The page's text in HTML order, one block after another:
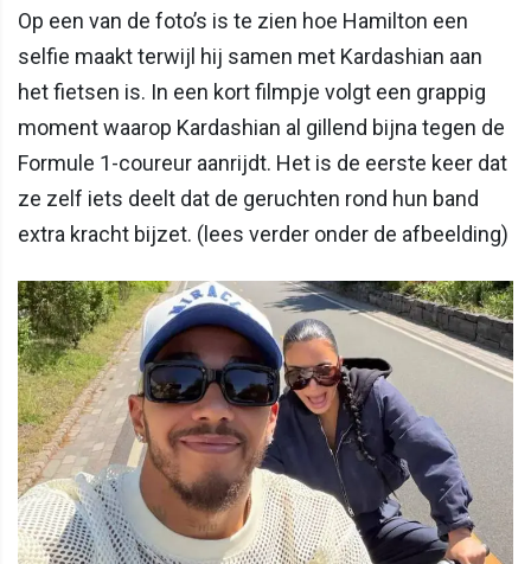
Op een van de foto’s is te zien hoe Hamilton een
selfie maakt terwijl hij samen met Kardashian aan
het fietsen is. In een kort filmpje volgt een grappig
moment waarop Kardashian al gillend bijna tegen de
Formule 1-coureur aanrijdt. Het is de eerste keer dat
ze zelf iets deelt dat de geruchten rond hun band
extra kracht bijzet. (lees verder onder de afbeelding)